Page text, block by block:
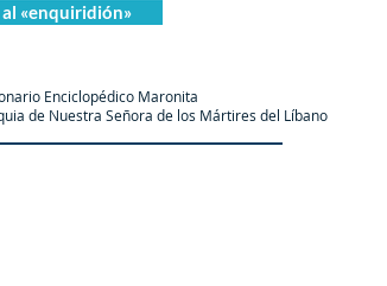
al «enquiridión»
Enciclopédico Maronita
de Nuestra Señora de los Mártires del Líbano